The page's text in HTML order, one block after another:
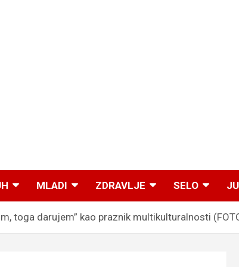
MLADI ZDRAVLJE SELO
toga darujem” kao praznik multikulturalnosti